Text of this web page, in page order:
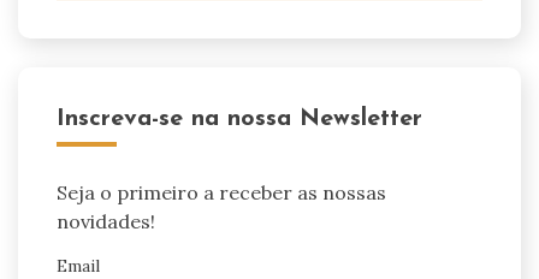
Inscreva-se na nossa Newsletter
Seja o primeiro a receber as nossas
novidades!
Email